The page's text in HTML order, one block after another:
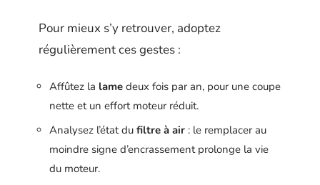
Pour mieux s’y retrouver, adoptez
régulièrement ces gestes :
Affûtez la lame deux fois par an, pour une coupe
nette et un effort moteur réduit.
Analysez l’état du filtre à air : le remplacer au
moindre signe d’encrassement prolonge la vie
du moteur.